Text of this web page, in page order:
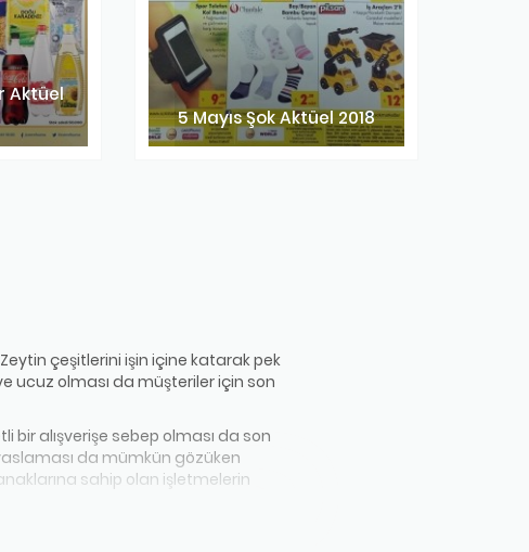
Aktüel
5 Mayıs Şok Aktüel 2018
çeşitlerini işin içine katarak pek
ucuz olması da müşteriler için son
bir alışverişe sebep olması da son
da mümkün gözüken
sahip olan işletmelerin
zaman bazı ürünlerin indirimli